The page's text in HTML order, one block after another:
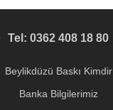
Tel: 0362 408 18 80
Beylikdüzü Baskı Kimdir
Banka Bilgilerimiz